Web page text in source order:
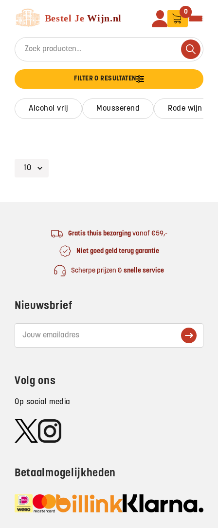
Search for:
Search
0
FILTER 0 RESULTATEN
alcohol vrij mousserend rode wijn
Gratis thuis bezorgingvanaf €59,-
Niet goed geld terug garantie
Scherpe prijzen & snelle service
Nieuwsbrief
Volg ons
Op social media
Betaalmogelijkheden